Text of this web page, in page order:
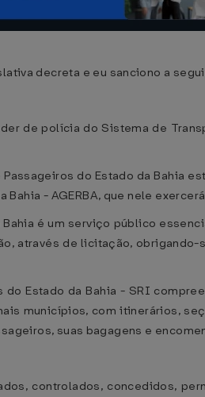
decreta e eu sanciono a
de polícia do Sistema de
do Estado da Bahia
- AGERBA, que nele
é um serviço público
através de licitação,
Estado da Bahia - SRI
municípios, com itinerários,
suas bagagens e
controlados, concedidos,